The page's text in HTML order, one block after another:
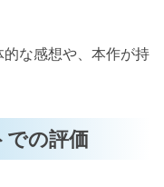
な感想や、本作が持
での評価